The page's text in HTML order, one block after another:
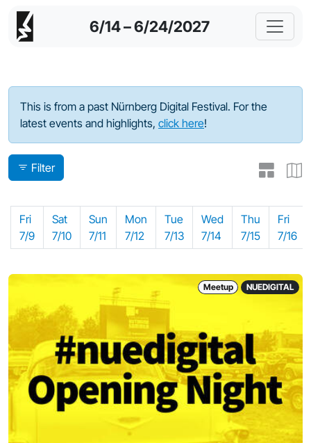
6/14 – 6/24/2027
Program - 2021
This is from a past Nürnberg Digital Festival. For the
latest events and highlights, click here!
Filter
Fri
7/9
Sat
7/10
Sun
7/11
Mon
7/12
Tue
7/13
Wed
7/14
Thu
7/15
Fri
7/16
Meetup NUEDIGITAL